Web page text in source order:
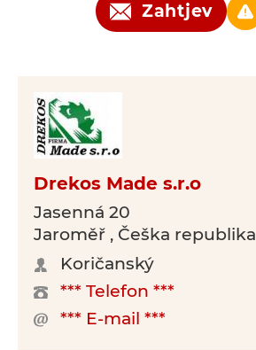
Zahtjev
Drekos Made s.r.o
Jasenná 20
Jaroměř , Češka republika
Koričanský
*** Telefon ***
*** E-mail ***